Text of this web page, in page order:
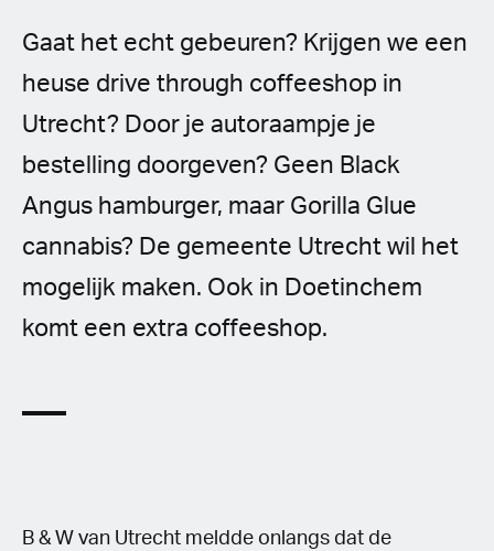
Czech
Polish
Gaat het echt gebeuren? Krijgen we een
heuse drive through coffeeshop in
Utrecht? Door je autoraampje je
bestelling doorgeven? Geen Black
Angus hamburger, maar Gorilla Glue
cannabis? De gemeente Utrecht wil het
mogelijk maken. Ook in Doetinchem
komt een extra coffeeshop.
B & W van Utrecht meldde onlangs dat de